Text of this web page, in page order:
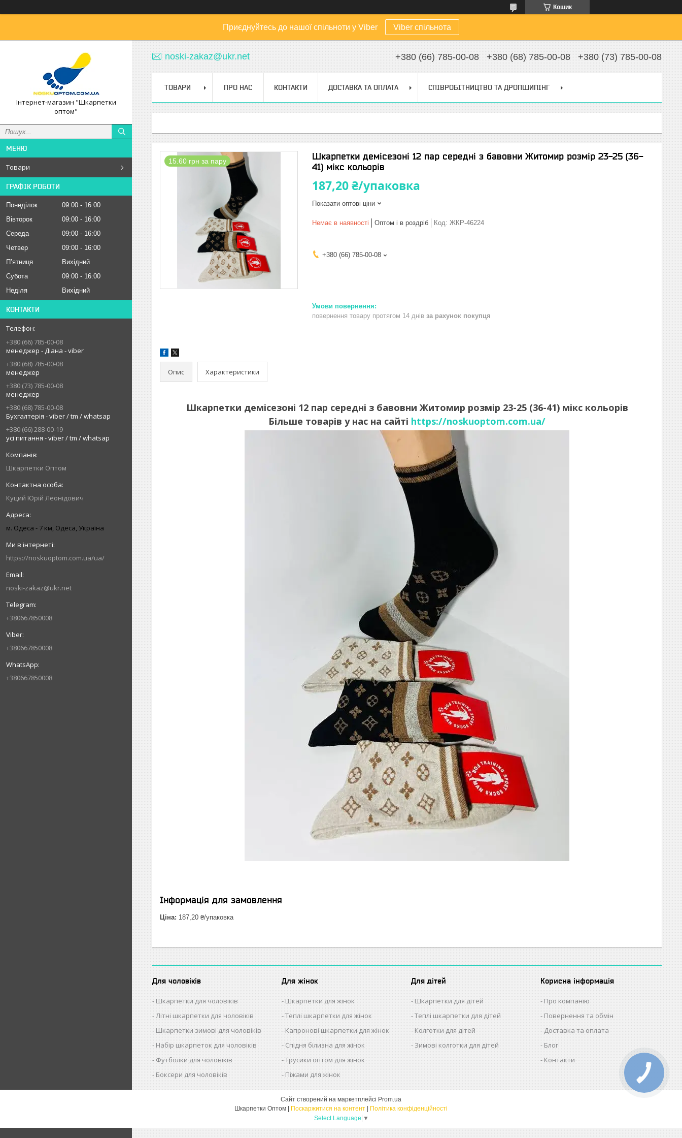
Кошик
Приєднуйтесь до нашої спільноти у Viber Viber спільнота
Інтернет-магазин "Шкарпетки
оптом"
Товари
ГРАФІК РОБОТИ
Понеділок 09:00
16:00
Вівторок
09:00
16:00
Середа
09:00
16:00
Четвер
09:00
16:00
Пʼятниця
Вихідний
Субота
09:00
16:00
Неділя
Вихідний
КОНТАКТИ
+380 (66) 785-00-08
менеджер - Діана - viber
+380 (68) 785-00-08
менеджер
+380 (73) 785-00-08
менеджер
+380 (68) 785-00-08
Бухгалтерія - viber / tm / whatsap
+380 (66) 288-00-19
усі питання - viber / tm / whatsap
Шкарпетки Оптом
Куций Юрій Леонідович
м. Одеса - 7 км, Одеса, Україна
https://noskuoptom.com.ua/ua/
noski-zakaz@ukr.net
+380667850008
+380667850008
+380667850008
noski-zakaz@ukr.net +380 (66) 785-00-08 +380 (68) 785-00-08 +380 (73) 785-00-08
ТОВАРИ ПРО НАС КОНТАКТИ ДОСТАВКА ТА ОПЛАТА СПІВРОБІТНИЦТВО ТА ДРОПШИПІНГ
15.60 грн за пару
Шкарпетки демісезоні 12 пар середні з бавовни Житомир розмір 23-25 (36-
41) мікс кольорів
187,20 ₴/упаковка
Показати оптові ціни
Немає в наявності Оптом і в роздріб Код: ЖКР-46224
+380 (66) 785-00-08
повернення товару протягом 14 днів за рахунок покупця
Опис Характеристики
Шкарпетки демісезоні 12 пар середні з бавовни Житомир розмір 23-25 (36-41) мікс кольорів
Більше товарів у нас на сайті https://noskuoptom.com.ua/
Інформація для замовлення
Ціна: 187,20 ₴/упаковка
Для чоловіків
Шкарпетки для чоловіків
Літні шкарпетки для чоловіків
Шкарпетки зимові для чоловіків
Набір шкарпеток для чоловіків
Футболки для чоловіків
Боксери для чоловіків
Для жінок
Шкарпетки для жінок
Теплі шкарпетки для жінок
Капронові шкарпетки для жінок
Спідня білизна для жінок
Трусики оптом для жінок
Піжами для жінок
Для дітей
Шкарпетки для дітей
Теплі шкарпетки для дітей
Колготки для дітей
Зимові колготки для дітей
Корисна інформація
Про компанію
Повернення та обмін
Доставка та оплата
Блог
Контакти
Сайт створений на маркетплейсі Prom.ua
Поскаржитися на контент
Політика конфіденційності
Select Language ▼